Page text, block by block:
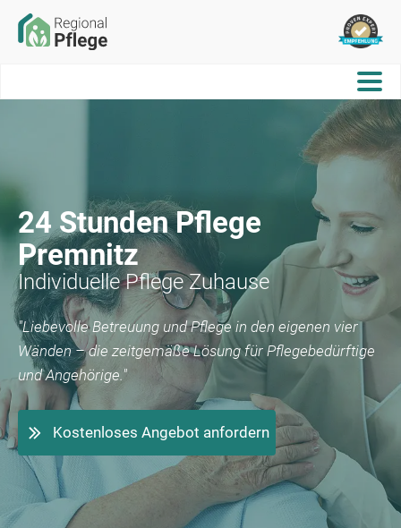
24 Stunden Pflege
Premnitz
Individuelle Pflege Zuhause
"Liebevolle Betreuung und Pflege in den eigenen vier
Wänden – die zeitgemäße Lösung für Pflegebedürftige
und Angehörige."
Kostenloses Angebot anfordern